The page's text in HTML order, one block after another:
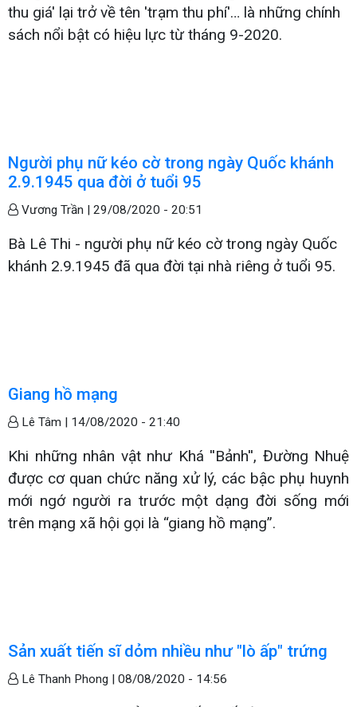
thu giá' lại trở về tên 'trạm thu phí'… là những chính
sách nổi bật có hiệu lực từ tháng 9-2020.
Người phụ nữ kéo cờ trong ngày Quốc khánh
2.9.1945 qua đời ở tuổi 95
Vương Trần | 29/08/2020 - 20:51
Bà Lê Thi - người phụ nữ kéo cờ trong ngày Quốc
khánh 2.9.1945 đã qua đời tại nhà riêng ở tuổi 95.
Giang hồ mạng
Lê Tâm | 14/08/2020 - 21:40
Khi những nhân vật như Khá ''Bảnh'', Đường Nhuệ
được cơ quan chức năng xử lý, các bậc phụ huynh
mới ngớ người ra trước một dạng đời sống mới
trên mạng xã hội gọi là “giang hồ mạng”.
Sản xuất tiến sĩ dỏm nhiều như "lò ấp" trứng
Lê Thanh Phong | 08/08/2020 - 14:56